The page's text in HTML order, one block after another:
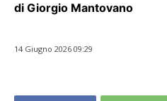
di Giorgio Mantovano
14 Giugno 2026 09:29